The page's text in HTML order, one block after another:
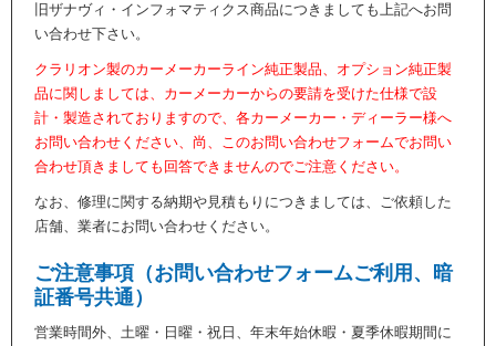
旧ザナヴィ・インフォマティクス商品につきましても上記へお問
い合わせ下さい。
クラリオン製のカーメーカーライン純正製品、オプション純正製
品に関しましては、カーメーカーからの要請を受けた仕様で設
計・製造されておりますので、各カーメーカー・ディーラー様へ
お問い合わせください、尚、このお問い合わせフォームでお問い
合わせ頂きましても回答できませんのでご注意ください。
なお、修理に関する納期や見積もりにつきましては、ご依頼した
店舗、業者にお問い合わせください。
ご注意事項（お問い合わせフォームご利用、暗
証番号共通）
営業時間外、土曜・日曜・祝日、年末年始休暇・夏季休暇期間に